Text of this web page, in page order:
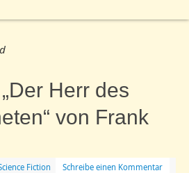
Herr des
von Frank
Fiction Schreibe einen Kommentar